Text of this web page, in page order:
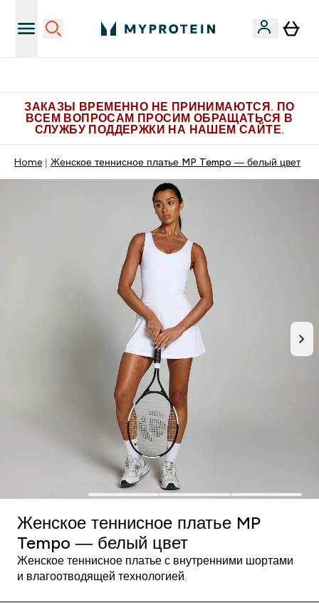
ЗАКАЗЫ ВРЕМЕННО НЕ ПРИНИМАЮТСЯ. ПО
ВСЕМ ВОПРОСАМ ПРОСИМ ОБРАЩАТЬСЯ В
СЛУЖБУ ПОДДЕРЖКИ НА НАШЕМ САЙТЕ.
Home Женское теннисное платье MP Tempo — белый цвет
Женское теннисное платье MP
Tempo — белый цвет
Женское теннисное платье с внутренними шортами
и влагоотводящей технологией.